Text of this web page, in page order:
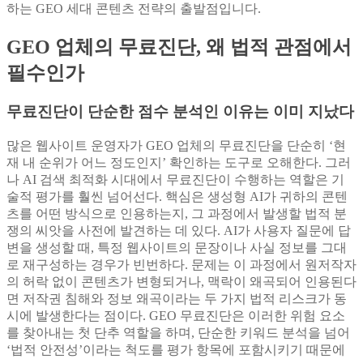
하는 GEO 세대 콘텐츠 전략의 출발점입니다.
GEO 업체의 무료진단, 왜 법적 관점에서
필수인가
무료진단이 단순한 점수 분석인 이유는 이미 지났다
많은 웹사이트 운영자가 GEO 업체의 무료진단을 단순히 ‘현
재 내 순위가 어느 정도인지’ 확인하는 도구로 오해한다. 그러
나 AI 검색 최적화 시대에서 무료진단이 수행하는 역할은 기
술적 평가를 훨씬 넘어선다. 핵심은 생성형 AI가 귀하의 콘텐
츠를 어떤 방식으로 인용하는지, 그 과정에서 발생할 법적 분
쟁의 씨앗을 사전에 발견하는 데 있다. AI가 사용자 질문에 답
변을 생성할 때, 특정 웹사이트의 문장이나 사실 정보를 그대
로 재구성하는 경우가 빈번하다. 문제는 이 과정에서 원저작자
의 허락 없이 콘텐츠가 변형되거나, 맥락이 왜곡되어 인용된다
면 저작권 침해와 정보 왜곡이라는 두 가지 법적 리스크가 동
시에 발생한다는 점이다. GEO 무료진단은 이러한 위험 요소
를 찾아내는 첫 단추 역할을 하며, 단순한 키워드 분석을 넘어
‘법적 안전성’이라는 척도를 평가 항목에 포함시키기 때문에